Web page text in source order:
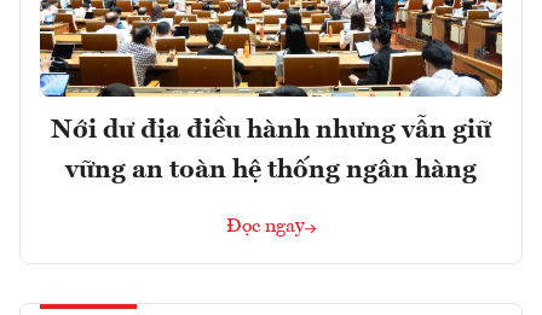
Nới dư địa điều hành nhưng vẫn giữ
vững an toàn hệ thống ngân hàng
Đọc ngay